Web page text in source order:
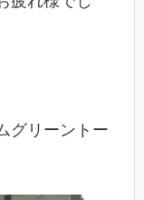
グリーントー